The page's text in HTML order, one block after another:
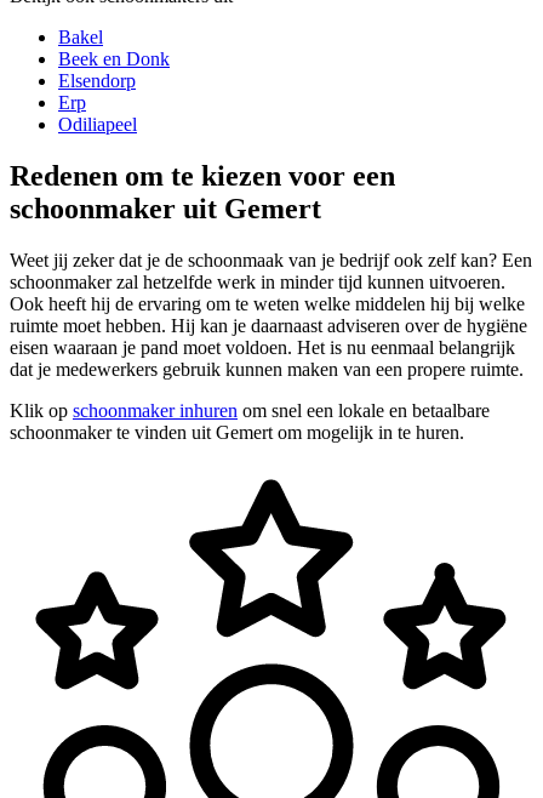
Bakel
Beek en Donk
Elsendorp
Erp
Odiliapeel
Redenen om te kiezen voor een
schoonmaker uit Gemert
Weet jij zeker dat je de schoonmaak van je bedrijf ook zelf kan? Een
schoonmaker zal hetzelfde werk in minder tijd kunnen uitvoeren.
Ook heeft hij de ervaring om te weten welke middelen hij bij welke
ruimte moet hebben. Hij kan je daarnaast adviseren over de hygiëne
eisen waaraan je pand moet voldoen. Het is nu eenmaal belangrijk
dat je medewerkers gebruik kunnen maken van een propere ruimte.
Klik op schoonmaker inhuren om snel een lokale en betaalbare
schoonmaker te vinden uit Gemert om mogelijk in te huren.